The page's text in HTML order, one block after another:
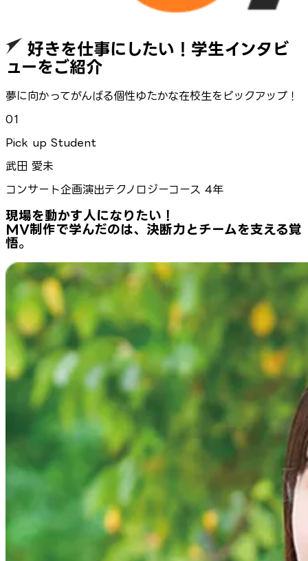
好きを仕事にしたい！学生インタビ
ューをご紹介
夢に向かってがんばる個性ゆたかな在校生をピックアップ！
01
Pick up Student
武田 愛未
コンサート企画演出テクノロジーコース 4年
現場を動かす人になりたい！
MV制作で学んだのは、決断力とチームを支える覚
悟。